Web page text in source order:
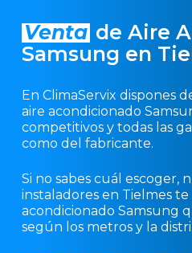
Venta de Aire
Samsung en
En ClimaServix dispones
aire acondicionado
competitivos y todas las
como del fabricante.
Si no sabes cuál escoger,
instaladores en Tielmes
acondicionado Samsung
según los metros y la